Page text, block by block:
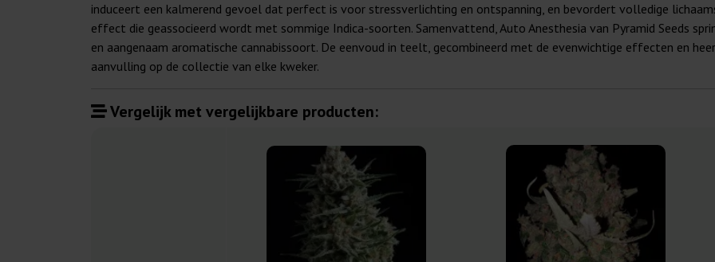
induceert een kalmerend gevoel dat perfect is voor stressverlichting en ontspanning, en bevordert volledige
effect die geassocieerd wordt met sommige Indica-soorten. Samenvattend, Auto Anesthesia van Pyramid Seeds
en aangenaam aromatische cannabissoort. De eenvoud in teelt, gecombineerd met de evenwichtige effecten en
aanvulling op de collectie van elke kweker.
Vergelijk met vergelijkbare producten: